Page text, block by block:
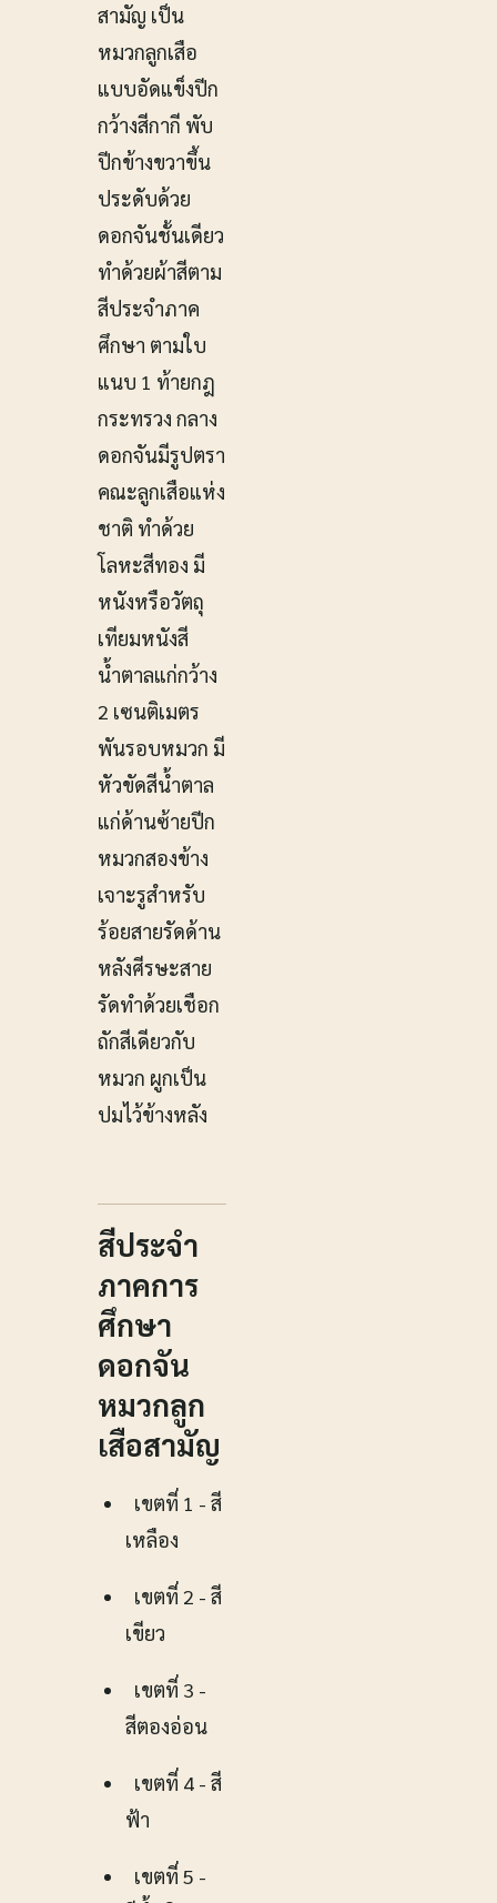
สามัญ เป็น
หมวกลูกเสือ
แบบอัดแข็งปีก
กว้างสีกากี พับ
ปีกข้างขวาขึ้น
ประดับด้วย
ดอกจันชั้นเดียว
ทำด้วยผ้าสีตาม
สีประจำภาค
ศึกษา ตามใบ
แนบ 1 ท้ายกฎ
กระทรวง กลาง
ดอกจันมีรูปตรา
คณะลูกเสือแห่ง
ชาติ ทำด้วย
โลหะสีทอง มี
หนังหรือวัตถุ
เทียมหนังสี
น้ำตาลแก่กว้าง
2 เซนติเมตร
พันรอบหมวก มี
หัวขัดสีน้ำตาล
แก่ด้านซ้ายปีก
หมวกสองข้าง
เจาะรูสำหรับ
ร้อยสายรัดด้าน
หลังศีรษะสาย
รัดทำด้วยเชือก
ถักสีเดียวกับ
หมวก ผูกเป็น
ปมไว้ข้างหลัง
สีประจำ
ภาคการ
ศึกษา
ดอกจัน
หมวกลูก
เสือสามัญ
เขตที่ 1 - สี
เหลือง
เขตที่ 2 - สี
เขียว
เขตที่ 3 -
สีตองอ่อน
เขตที่ 4 - สี
ฟ้า
เขตที่ 5 -